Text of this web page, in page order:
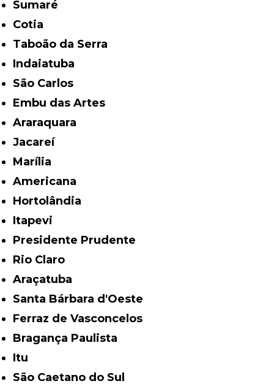
Sumaré
Cotia
Taboão da Serra
Indaiatuba
São Carlos
Embu das Artes
Araraquara
Jacareí
Marília
Americana
Hortolândia
Itapevi
Presidente Prudente
Rio Claro
Araçatuba
Santa Bárbara d'Oeste
Ferraz de Vasconcelos
Bragança Paulista
Itu
São Caetano do Sul